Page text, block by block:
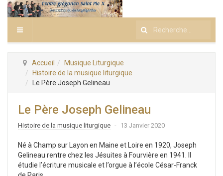
Rechercher
Accueil
Musique Liturgique
Histoire de la musique liturgique
Le Père Joseph Gelineau
Le Père Joseph Gelineau
Histoire de la musique liturgique 13 Janvier 2020
Né à Champ sur Layon en Maine et Loire en 1920, Joseph
Gelineau rentre chez les Jésuites à Fourvière en 1941. Il
étudie l’écriture musicale et l’orgue à l’école César-Franck